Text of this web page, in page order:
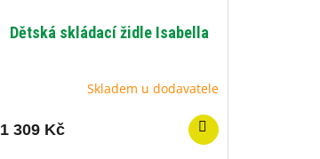
Dětská skládací židle Isabella
Skladem u dodavatele
1 309 Kč